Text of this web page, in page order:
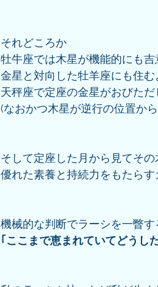
それどころか
牡牛座では木星が機能的にも
金星と対向した牡羊座にも住
天秤座で定座の金星がおびた
(なおかつ木星が逆行の位置か
そして定座した月から見てそ
優れた素養と持続力をもたら
機械的な判断でラーシを一瞥す
｢ここまで恵まれていてどうし